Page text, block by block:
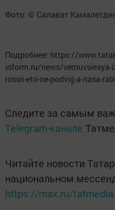
Фото: © Салават
Подробнее: https://
inform.ru/news/vernuvsiesya-
rossii-eto-ne-podvig-a-nasa-
Следите за самым
Telegram-канале
Читайте новости
национальном
https://max.ru/tatmedia